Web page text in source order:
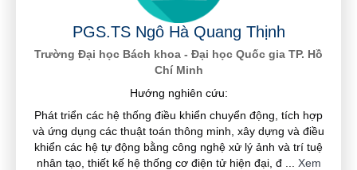
PGS.TS Ngô Hà Quang Thịnh
Trường Đại học Bách khoa - Đại học Quốc gia TP. Hồ
Chí Minh
Hướng nghiên cứu:
Phát triển các hệ thống điều khiển chuyển động, tích hợp
và ứng dụng các thuật toán thông minh, xây dựng và điều
khiển các hệ tự động bằng công nghệ xử lý ảnh và trí tuệ
nhân tạo, thiết kế hệ thống cơ điện tử hiện đại, đ
Xem